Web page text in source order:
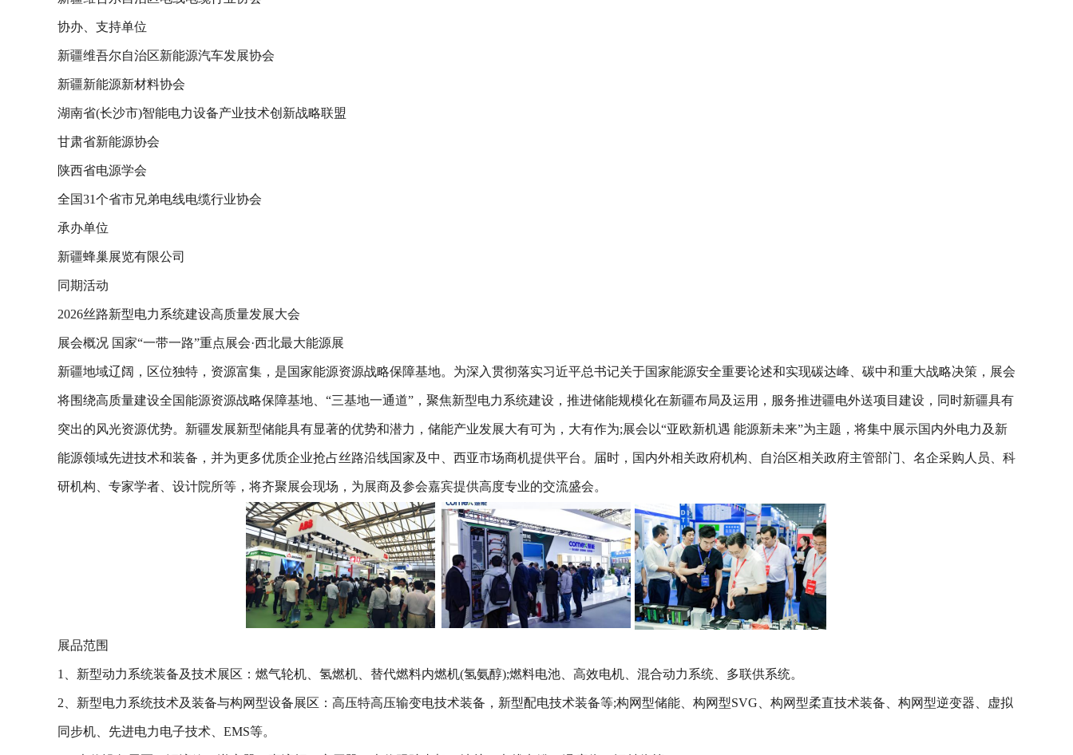
协办、支持单位
新疆维吾尔自治区新能源汽车发展协会
新疆新能源新材料协会
湖南省(长沙市)智能电力设备产业技术创新战略联盟
甘肃省新能源协会
陕西省电源学会
全国31个省市兄弟电线电缆行业协会
承办单位
新疆蜂巢展览有限公司
同期活动
2026丝路新型电力系统建设高质量发展大会
展会概况 国家“一带一路”重点展会·西北最大能源展
新疆地域辽阔，区位独特，资源富集，是国家能源资源战略保障基地。为深入贯彻落实习近平总书记关于国家能源安全重要论述和实现碳达峰、碳中和重大战略决策，展会
将围绕高质量建设全国能源资源战略保障基地、“三基地一通道”，聚焦新型电力系统建设，推进储能规模化在新疆布局及运用，服务推进疆电外送项目建设，同时新疆具有
突出的风光资源优势。新疆发展新型储能具有显著的优势和潜力，储能产业发展大有可为，大有作为;展会以“亚欧新机遇 能源新未来”为主题，将集中展示国内外电力及新
能源领域先进技术和装备，并为更多优质企业抢占丝路沿线国家及中、西亚市场商机提供平台。届时，国内外相关政府机构、自治区相关政府主管部门、名企采购人员、科
研机构、专家学者、设计院所等，将齐聚展会现场，为展商及参会嘉宾提供高度专业的交流盛会。
展品范围
1、新型动力系统装备及技术展区：燃气轮机、氢燃机、替代燃料内燃机(氢氨醇);燃料电池、高效电机、混合动力系统、多联供系统。
2、新型电力系统技术及装备与构网型设备展区：高压特高压输变电技术装备，新型配电技术装备等;构网型储能、构网型SVG、构网型柔直技术装备、构网型逆变器、虚拟
同步机、先进电力电子技术、EMS等。